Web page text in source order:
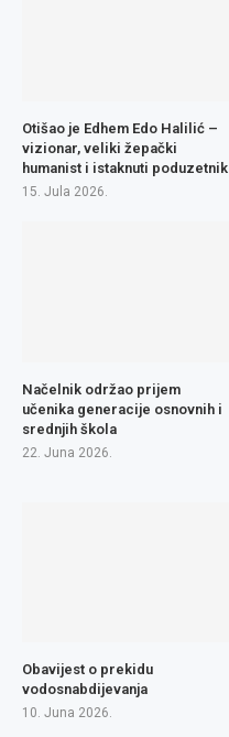
Otišao je Edhem Edo Halilić –
vizionar, veliki žepački
humanist i istaknuti poduzetnik
15. Jula 2026.
Načelnik održao prijem
učenika generacije osnovnih i
srednjih škola
22. Juna 2026.
Obavijest o prekidu
vodosnabdijevanja
10. Juna 2026.